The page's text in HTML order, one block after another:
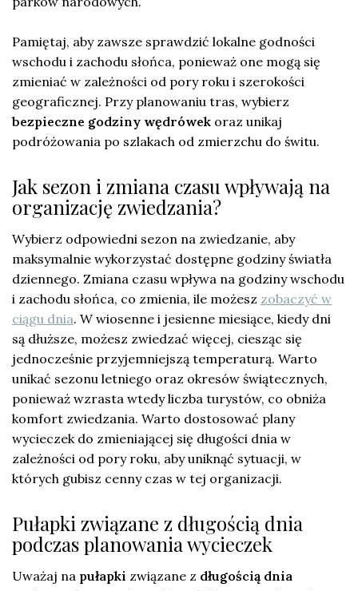
Pamiętaj, aby zawsze sprawdzić lokalne godności
wschodu i zachodu słońca, ponieważ one mogą się
zmieniać w zależności od pory roku i szerokości
geograficznej. Przy planowaniu tras, wybierz
bezpieczne godziny wędrówek oraz unikaj
podróżowania po szlakach od zmierzchu do świtu.
Jak sezon i zmiana czasu wpływają na
organizację zwiedzania?
Wybierz odpowiedni sezon na zwiedzanie, aby
maksymalnie wykorzystać dostępne godziny światła
dziennego. Zmiana czasu wpływa na godziny wschodu
i zachodu słońca, co zmienia, ile możesz zobaczyć w
ciągu dnia. W wiosenne i jesienne miesiące, kiedy dni
są dłuższe, możesz zwiedzać więcej, ciesząc się
jednocześnie przyjemniejszą temperaturą. Warto
unikać sezonu letniego oraz okresów świątecznych,
ponieważ wzrasta wtedy liczba turystów, co obniża
komfort zwiedzania. Warto dostosować plany
wycieczek do zmieniającej się długości dnia w
zależności od pory roku, aby uniknąć sytuacji, w
których gubisz cenny czas w tej organizacji.
Pułapki związane z długością dnia
podczas planowania wycieczek
Uważaj na pułapki związane z długością dnia